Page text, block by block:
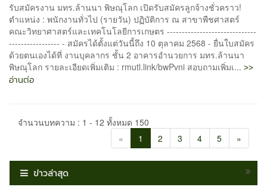
รับสมัครงาน มทร.ล้านนา พิษณุโลก เปิดรับสมัครลูกจ้างชั่วคราว!
ตำแหน่ง : พนักงานทั่วไป (รายวัน) ปฏิบัติการ ณ สาขาพืชศาสตร์
คณะวิทยาศาสตร์และเทคโนโลยีการเกษตร ------------------------------
----------------- - สมัครได้ตั้งแต่วันนี้ถึง 10 ตุลาคม 2568 - ยื่นใบสมัคร
ด้วยตนเองได้ที่ งานบุคลากร ชั้น 2 อาคารอำนวยการ มทร.ล้านนา
พิษณุโลก รายละเอียดเพิ่มเติม : rmutl.link/bwPvni สอบถามเพิ่มเ... >>
อ่านต่อ
จำนวนบทความ : 1 - 12 ทั้งหมด 150
«
1 2 3 4 5 »
ข่าวล่าสุด